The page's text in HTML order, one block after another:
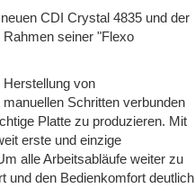
CDI Crystal 4835 und der
seiner "Flexo
von
Schritten verbunden
Platte zu produzieren. Mit
erste und einzige
alle Arbeitsabläufe weiter zu
und den Bedienkomfort deutlich